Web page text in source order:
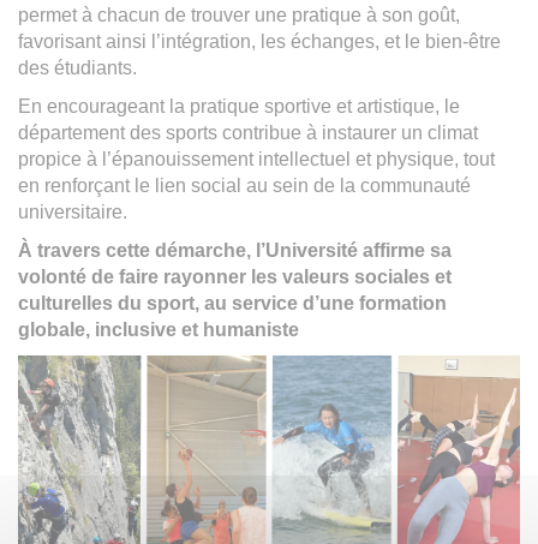
permet à chacun de trouver une pratique à son goût,
favorisant ainsi l’intégration, les échanges, et le bien-être
des étudiants.
En encourageant la pratique sportive et artistique, le
département des sports contribue à instaurer un climat
propice à l’épanouissement intellectuel et physique, tout
en renforçant le lien social au sein de la communauté
universitaire.
À travers cette démarche, l’Université affirme sa
volonté de faire rayonner les valeurs sociales et
culturelles du sport, au service d’une formation
globale, inclusive et humaniste